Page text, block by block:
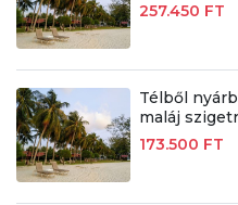
257.450 FT
Télből
maláj
173.500 FT